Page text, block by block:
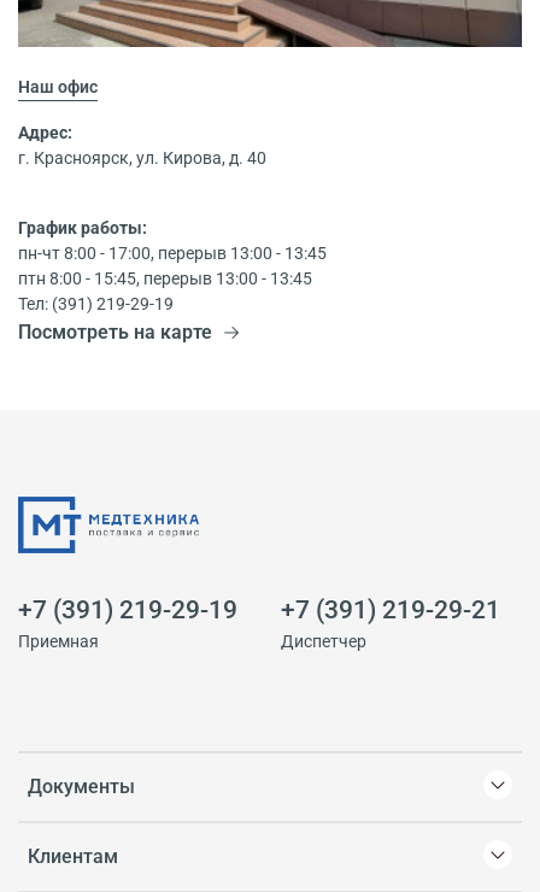
Наш офис
Адрес:
г. Красноярск, ул. Кирова, д. 40
График работы:
пн-чт 8:00 - 17:00, перерыв 13:00 - 13:45
птн 8:00 - 15:45, перерыв 13:00 - 13:45
Тел: (391) 219-29-19
Посмотреть на карте
Документы
Клиентам
+7 (391) 219-29-19
Приемная
+7 (391) 219-29-21
Диспетчер